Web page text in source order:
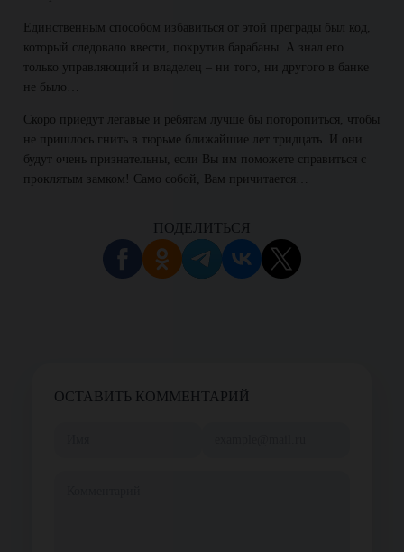
Единственным способом избавиться от этой преграды был код,
который следовало ввести, покрутив барабаны. А знал его
только управляющий и владелец – ни того, ни другого в банке
не было…
Скоро приедут легавые и ребятам лучше бы поторопиться, чтобы
не пришлось гнить в тюрьме ближайшие лет тридцать. И они
будут очень признательны, если Вы им поможете справиться с
проклятым замком! Само собой, Вам причитается…
ПОДЕЛИТЬСЯ
ОСТАВИТЬ КОММЕНТАРИЙ